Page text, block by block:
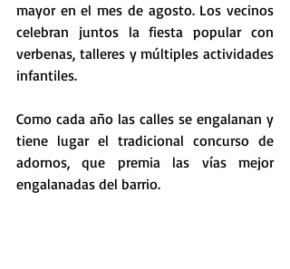
mayor en el mes de agosto. Los vecinos
celebran juntos la fiesta popular con
verbenas, talleres y múltiples actividades
infantiles.
Como cada año las calles se engalanan y
tiene lugar el tradicional concurso de
adornos, que premia las vías mejor
engalanadas del barrio.